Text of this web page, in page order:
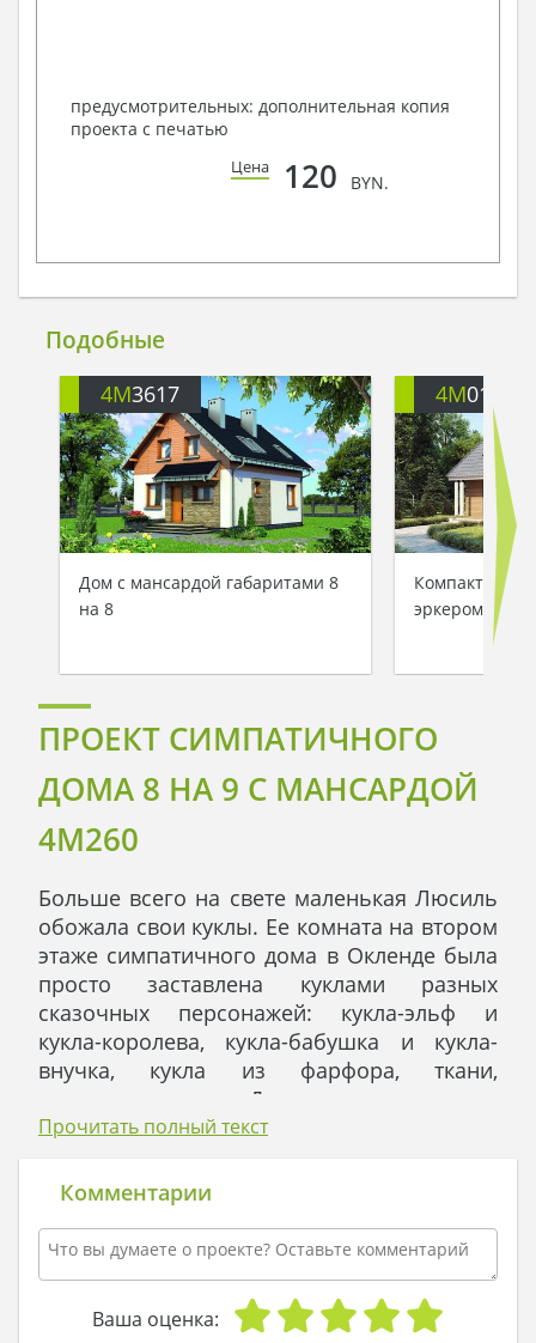
предусмотрительных: дополнительная копия
проекта с печатью
Цена 120 BYN.
Подобные
4M3617
Дом с мансардой габаритами 8
на 8
4M012
Компактный
эркером в
ПРОЕКТ СИМПАТИЧНОГО
ДОМА 8 НА 9 С МАНСАРДОЙ
4M260
Больше всего на свете маленькая Люсиль
обожала свои куклы. Ее комната на втором
этаже симпатичного дома в Окленде была
просто заставлена куклами разных
сказочных персонажей: кукла-эльф и
кукла-королева, кукла-бабушка и кукла-
внучка, кукла из фарфора, ткани,
пластмассы, глины. Да каких только кукол у
нее не было!
ночь, девочка сладко зевала и
погружалась в сон, нежно обнимая одну из
своих кукол. Но стоило часам пробить
полночь, как куклы… оживали. Да-да,
именно оживали: они превращались в
маленьких подвижных человечков,
Прочитать полный текст
Комментарии
Ваша оценка: